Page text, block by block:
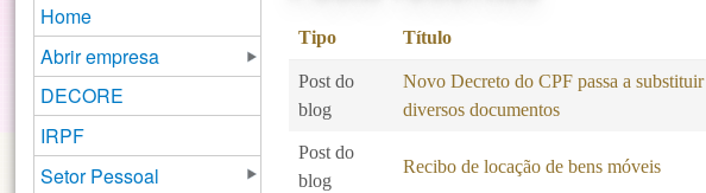
Tipo Título
Post do
blog
Novo Decreto do CPF passa a substituir
diversos documentos
Post do
blog
Recibo de locação de bens móveis
Home
Abrir empresa
DECORE
IRPF
Setor Pessoal